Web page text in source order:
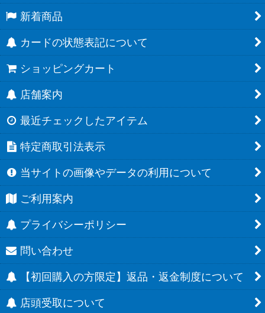
新着商品
カードの状態表記について
ショッピングカート
店舗案内
最近チェックしたアイテム
特定商取引法表示
当サイトの画像やデータの利用について
ご利用案内
プライバシーポリシー
問い合わせ
【初回購入の方限定】返品・返金制度について
店頭受取について